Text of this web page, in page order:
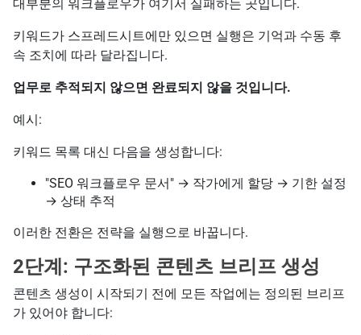
대부분의 워크플로우가 여기서 실패하는 곳입니다.
키워드가 스프레드시트에만 있으면 실행은 기억과 수동 후
속 조치에 따라 달라집니다.
업무로 추적되지 않으면 완료되지 않을 것입니다.
예시:
키워드 목록 대신 다음을 생성합니다:
"SEO 워크플로우 문서" → 작가에게 할당 → 기한 설정
→ 상태 추적
이러한 전환은 전략을 실행으로 바꿉니다.
2단계: 구조화된 콘텐츠 브리프 생성
콘텐츠 생성이 시작되기 전에 모든 작업에는 정의된 브리프
가 있어야 합니다: